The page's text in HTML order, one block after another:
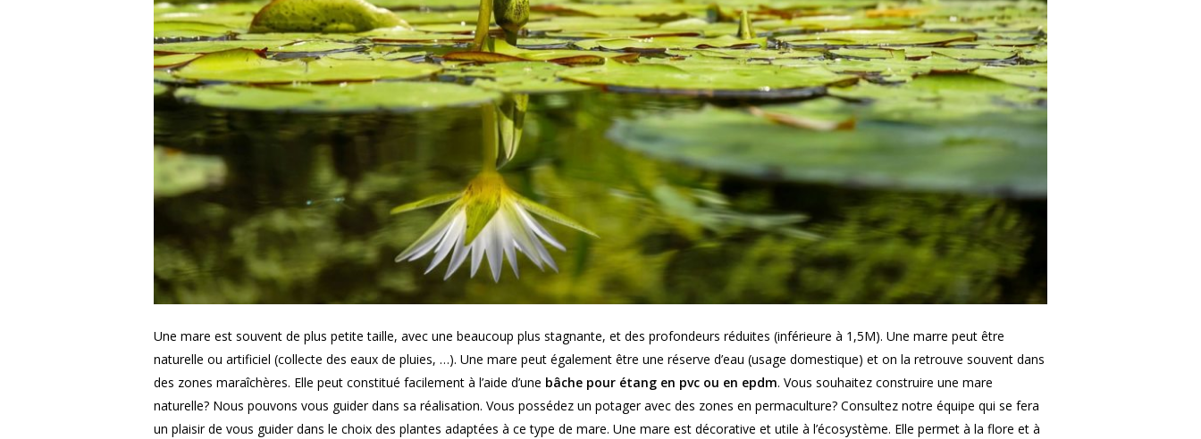
Une mare est souvent de plus petite taille, avec une beaucoup plus stagnante, et des profondeurs réduites (inférieure à 1,5M). Une marre peut être
naturelle ou artificiel (collecte des eaux de pluies, …). Une mare peut également être une réserve d’eau (usage domestique) et on la retrouve souvent dans
des zones maraîchères. Elle peut constitué facilement à l’aide d’une bâche pour étang en pvc ou en epdm. Vous souhaitez construire une mare
naturelle? Nous pouvons vous guider dans sa réalisation. Vous possédez un potager avec des zones en permaculture? Consultez notre équipe qui se fera
un plaisir de vous guider dans le choix des plantes adaptées à ce type de mare. Une mare est décorative et utile à l’écosystème. Elle permet à la flore et à